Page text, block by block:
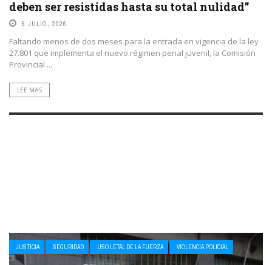
deben ser resistidas hasta su total nulidad”
6 JULIO, 2026
Faltando menos de dos meses para la entrada en vigencia de la ley
27.801 que implementa el nuevo régimen penal juvenil, la Comisión
Provincial ...
LEE MAS
JUSTICIA SEGURIDAD USO LETAL DE LA FUERZA VIOLENCIA POLICIAL